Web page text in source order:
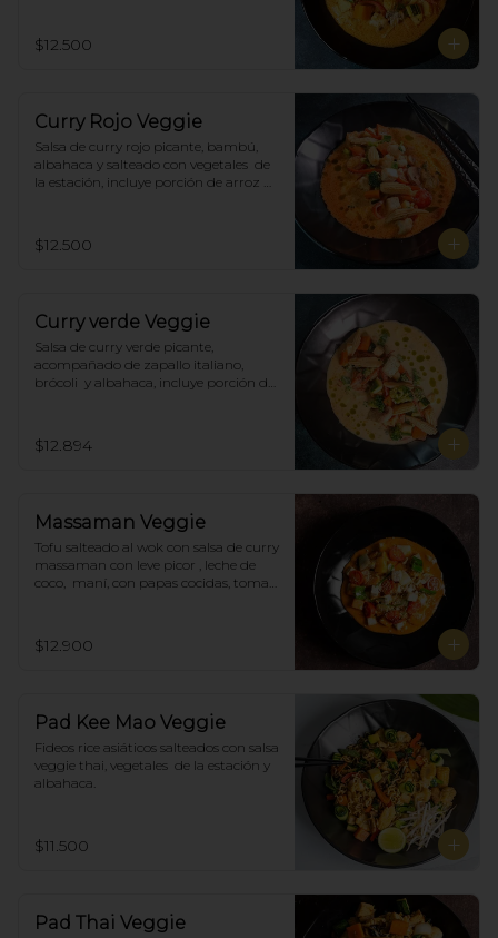
$12.500
Curry Rojo Veggie
Salsa de curry rojo picante, bambú,
albahaca y salteado con vegetales  de
la estación, incluye porción de arroz
$12.500
Curry verde Veggie
Salsa de curry verde picante,
acompañado de zapallo italiano,
brócoli  y albahaca, incluye porción de
$12.894
Massaman Veggie
Tofu salteado al wok con salsa de curry
massaman con leve picor , leche de
coco,  maní, con papas cocidas, tomate
$12.900
Pad Kee Mao Veggie
Fideos rice asiáticos salteados con salsa
veggie thai, vegetales  de la estación y
albahaca.
$11.500
Pad Thai Veggie